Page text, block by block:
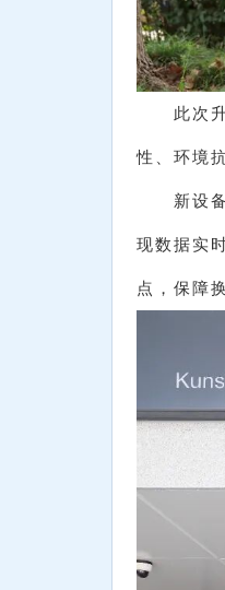
此次
性、环境
新设
现数据实
点，保障